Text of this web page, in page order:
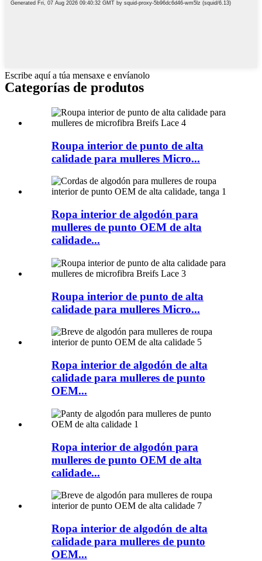
Escribe aquí a túa mensaxe e envíanolo
Categorías de produtos
Roupa interior de punto de alta
calidade para mulleres Micro...
Ropa interior de algodón para
mulleres de punto OEM de alta
calidade...
Roupa interior de punto de alta
calidade para mulleres Micro...
Ropa interior de algodón de alta
calidade para mulleres de punto
OEM...
Ropa interior de algodón para
mulleres de punto OEM de alta
calidade...
Ropa interior de algodón de alta
calidade para mulleres de punto
OEM...